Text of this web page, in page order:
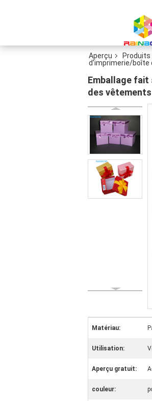
Aperçu Produits
d'imprimerie/boîte
Emballage fait
des vêtements
Matériau:
Utilisation:
Aperçu gratuit:
couleur: